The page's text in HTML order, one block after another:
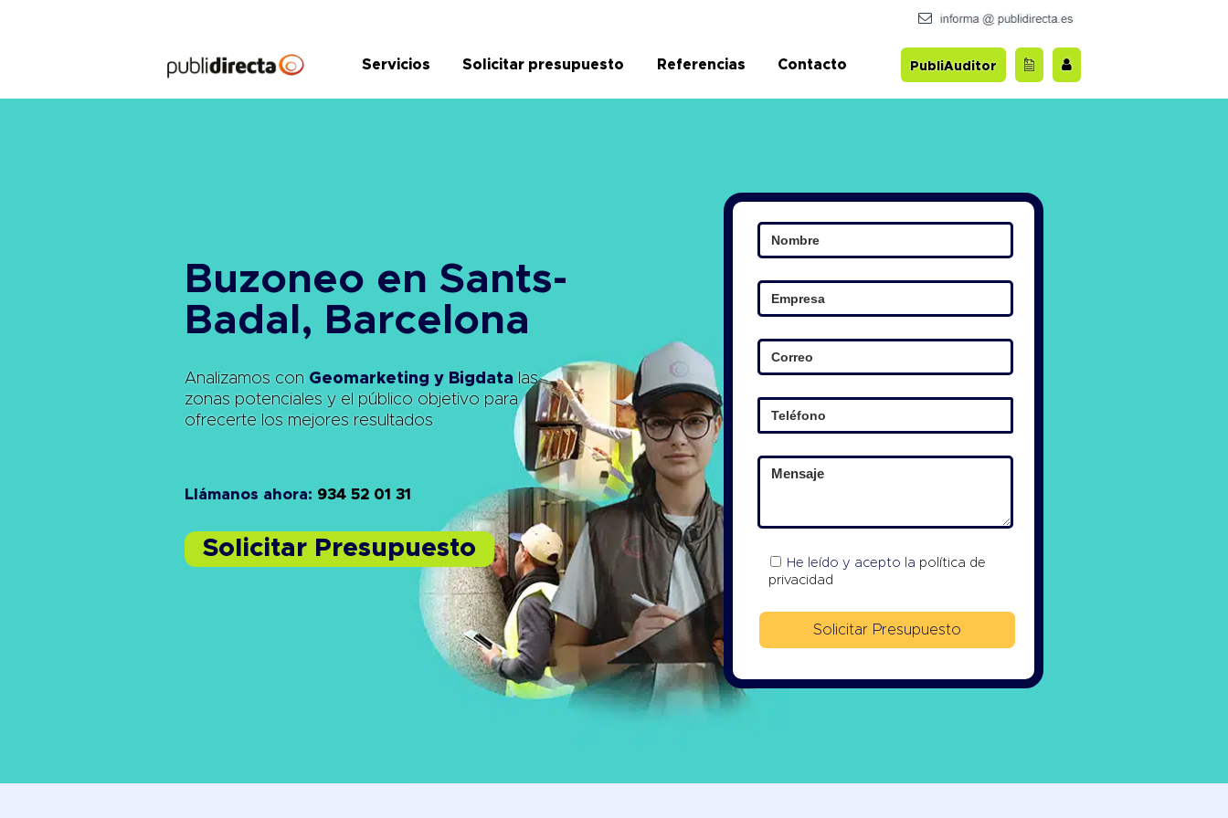
Servicios Solicitar presupuesto Referencias Contacto PubliAuditor
Buzoneo en Sants-
Badal, Barcelona
Analizamos con Geomarketing y Bigdata las
zonas potenciales y el público objetivo para
ofrecerte los mejores resultados
Llámanos ahora: 934 52 01 31
Solicitar Presupuesto
He leído y acepto la política de
privacidad